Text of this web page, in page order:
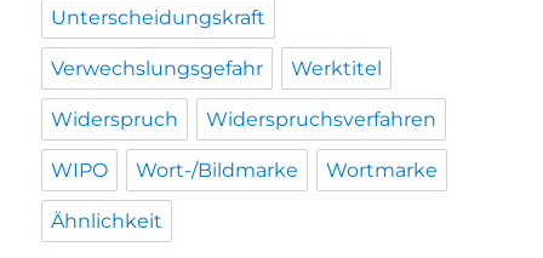
Unterscheidungskraft
Verwechslungsgefahr Werktitel
Widerspruch Widerspruchsverfahren
WIPO Wort-/Bildmarke Wortmarke
Ähnlichkeit